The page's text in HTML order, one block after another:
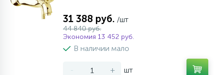
31 388 руб. /шт
44 840 руб.
Экономия 13 452 руб.
В наличии мало
- + шт